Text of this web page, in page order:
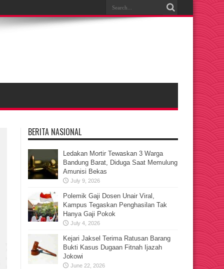
BERITA NASIONAL
Ledakan Mortir Tewaskan 3 Warga
Bandung Barat, Diduga Saat Memulung
Amunisi Bekas
July 9, 2026
Polemik Gaji Dosen Unair Viral,
Kampus Tegaskan Penghasilan Tak
Hanya Gaji Pokok
July 4, 2026
Kejari Jaksel Terima Ratusan Barang
Bukti Kasus Dugaan Fitnah Ijazah
Jokowi
June 22, 2026